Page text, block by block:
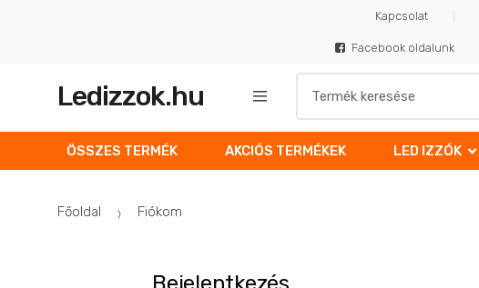
Kapcsolat
Facebook oldalunk
Ledizzok.hu
r
c
ÖSSZES TERMÉK AKCIÓS TERMÉKEK LED IZZÓK
Főoldal Fiókom